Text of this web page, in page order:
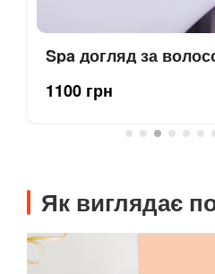
Spa догляд за
1100 грн
Як виглядає